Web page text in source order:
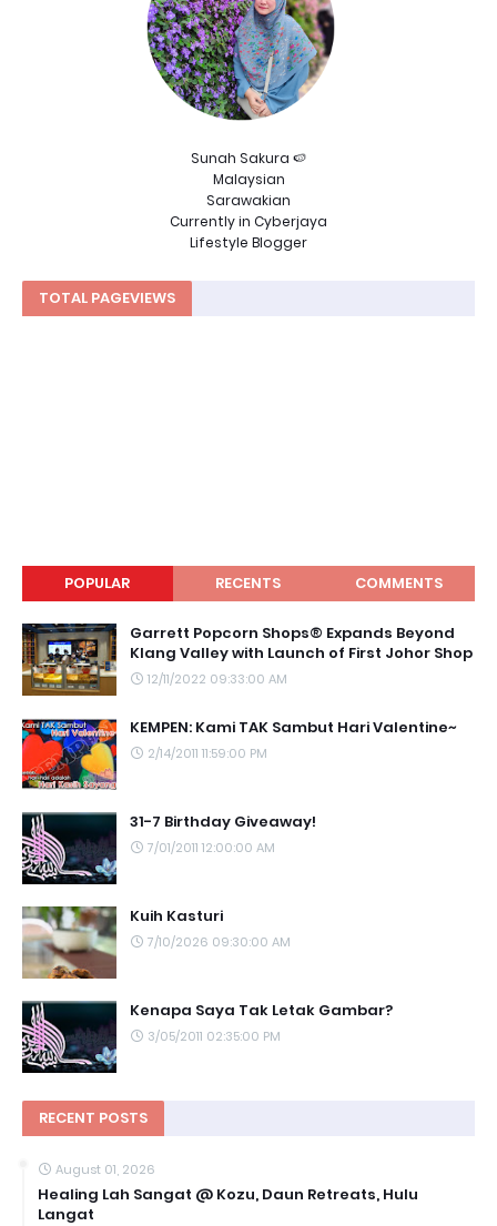
Sunah Sakura 🍉
Malaysian
Sarawakian
Currently in Cyberjaya
Lifestyle Blogger
TOTAL PAGEVIEWS
POPULAR RECENTS COMMENTS
Garrett Popcorn Shops® Expands Beyond
Klang Valley with Launch of First Johor Shop
12/11/2022 09:33:00 AM
KEMPEN: Kami TAK Sambut Hari Valentine~
2/14/2011 11:59:00 PM
31-7 Birthday Giveaway!
7/01/2011 12:00:00 AM
Kuih Kasturi
7/10/2026 09:30:00 AM
Kenapa Saya Tak Letak Gambar?
3/05/2011 02:35:00 PM
RECENT POSTS
August 01, 2026
Healing Lah Sangat @ Kozu, Daun Retreats, Hulu
Langat